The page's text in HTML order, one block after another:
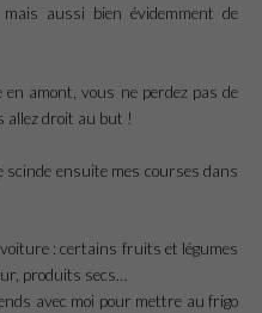
aussi bien évidemment de
amont, vous ne perdez pas de
allez droit au but !
scinde ensuite mes courses dans
: certains fruits et légumes
produits secs…
avec moi pour mettre au frigo